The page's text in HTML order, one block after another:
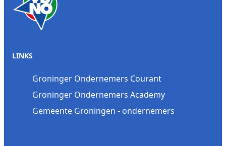
LINKS
Groninger Ondernemers Courant
Groninger Ondernemers Academy
Gemeente Groningen - ondernemers